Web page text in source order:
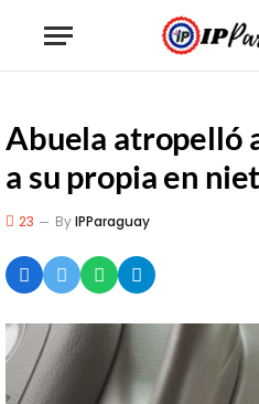
Abuela atropelló
a su propia en
23 ByIPParaguay